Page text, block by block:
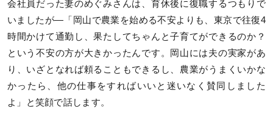
会社員だった妻のめぐみさんは、育休後に復職するつもりで
いましたが―「岡山で農業を始める不安よりも、東京で往復4
時間かけて通勤し、果たしてちゃんと子育てができるのか？
という不安の方が大きかったんです。岡山には夫の実家があ
り、いざとなれば頼ることもできるし、農業がうまくいかな
かったら、他の仕事をすればいいと迷いなく賛同しました
よ」と笑顔で話します。